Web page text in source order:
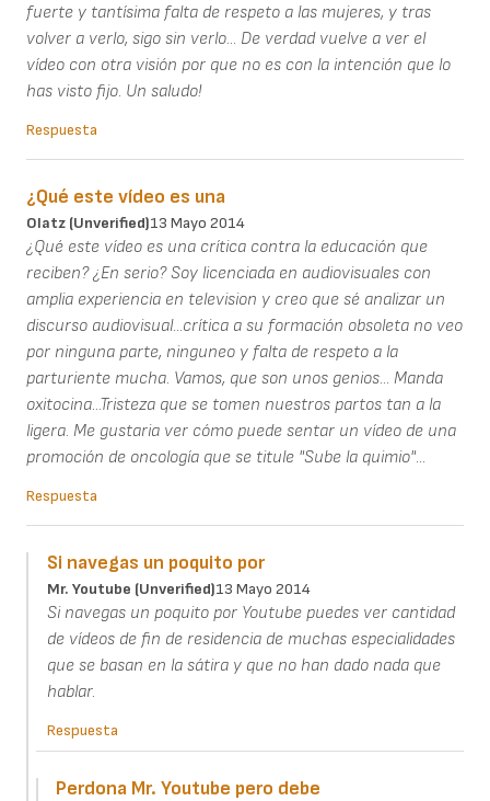
fuerte y tantísima falta de respeto a las mujeres, y tras
volver a verlo, sigo sin verlo... De verdad vuelve a ver el
vídeo con otra visión por que no es con la intención que lo
has visto fijo. Un saludo!
Respuesta
¿Qué este vídeo es una
Olatz (unverified)13 Mayo 2014
¿Qué este vídeo es una crítica contra la educación que
reciben? ¿En serio? Soy licenciada en audiovisuales con
amplia experiencia en television y creo que sé analizar un
discurso audiovisual...crítica a su formación obsoleta no veo
por ninguna parte, ninguneo y falta de respeto a la
parturiente mucha. Vamos, que son unos genios... Manda
oxitocina...Tristeza que se tomen nuestros partos tan a la
ligera. Me gustaria ver cómo puede sentar un vídeo de una
promoción de oncología que se titule "Sube la quimio"...
Respuesta
Si navegas un poquito por
Mr. Youtube (unverified)13 Mayo 2014
Si navegas un poquito por Youtube puedes ver cantidad
de vídeos de fin de residencia de muchas especialidades
que se basan en la sátira y que no han dado nada que
hablar.
Respuesta
Perdona Mr. Youtube pero debe